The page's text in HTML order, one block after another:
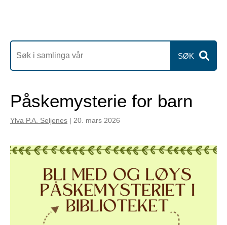
SØK
Påskemysterie for barn
Ylva P.A. Seljenes | 20. mars 2026